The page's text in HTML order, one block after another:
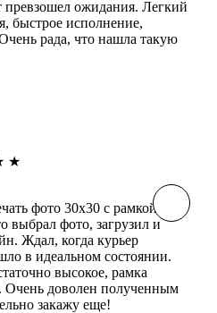
превзошел ожидания. Легкий
быстрое исполнение,
рада, что нашла такую
★
фото 30х30 с рамкой. Все
выбрал фото, загрузил и
Ждал, когда курьер
в идеальном состоянии.
высокое, рамка
Очень доволен полученным
закажу еще!